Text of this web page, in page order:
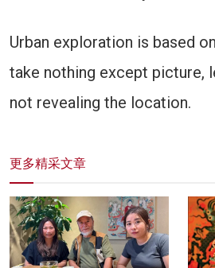
Urban exploration is based
take nothing except picture,
not revealing the location.
更多精采文章